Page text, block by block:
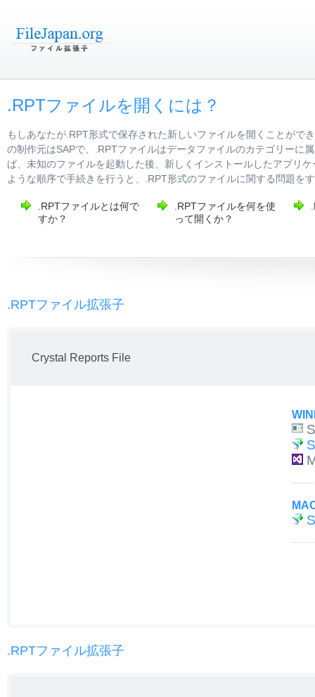
.RPTファイルを開くには？
もしあなたが.RPT形式で保存された新しいファイルを開くことがで
の制作元はSAPで、.RPTファイルはデータファイルのカテゴリーに
ば、未知のファイルを起動した後、新しくインストールしたアプリ
ような順序で手続きを行うと、.RPT形式のファイルに関する問題を
.RPTファイルとは何で
すか？
.RPTファイルを何を使
って開くか？
.RPTファイル拡張子
Crystal Reports File
.RPTファイル拡張子